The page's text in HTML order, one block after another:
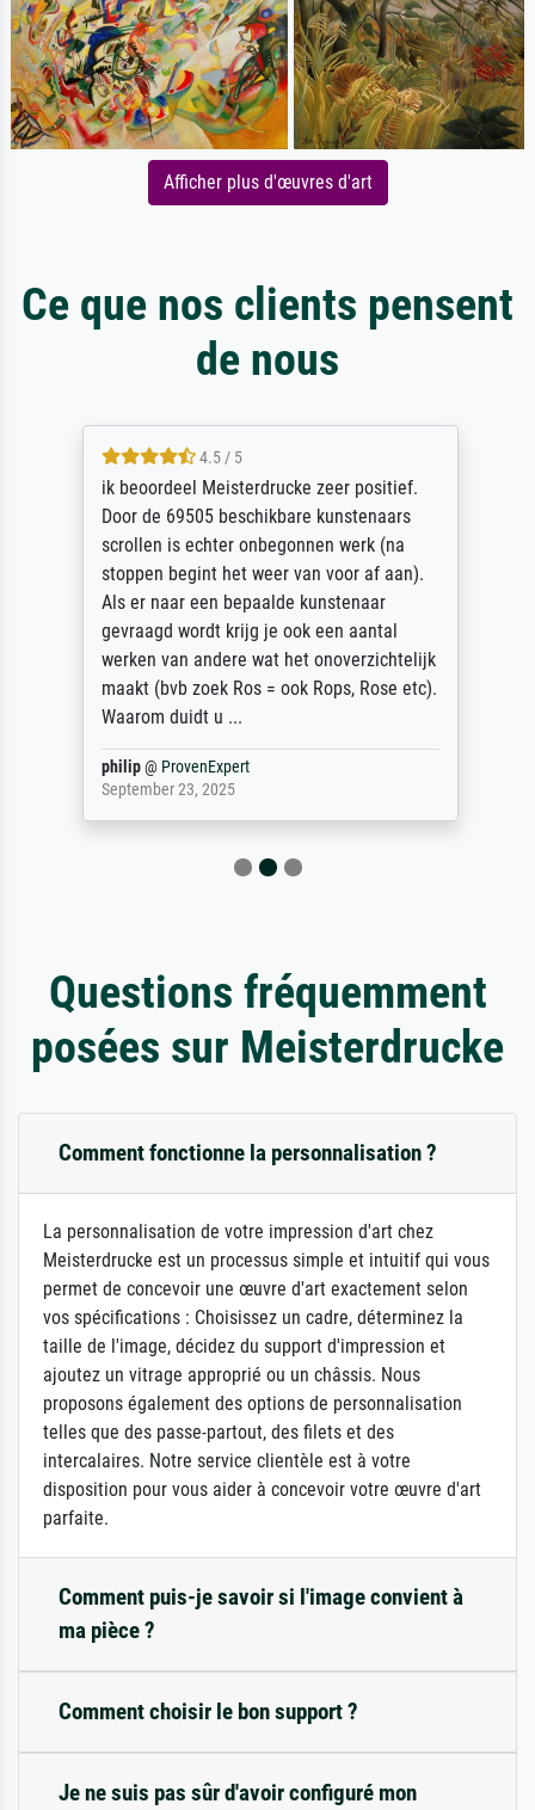
Afficher plus d'œuvres d'art
Ce que nos clients pensent
de nous
4.5 / 5
ik beoordeel Meisterdrucke zeer positief.
Door de 69505 beschikbare kunstenaars
scrollen is echter onbegonnen werk (na
stoppen begint het weer van voor af aan).
Als er naar een bepaalde kunstenaar
gevraagd wordt krijg je ook een aantal
werken van andere wat het onoverzichtelijk
maakt (bvb zoek Ros = ook Rops, Rose etc).
Waarom duidt u ...
philip@ ProvenExpert
September 23, 2025
Questions fréquemment
posées sur Meisterdrucke
Comment fonctionne la personnalisation ?
La personnalisation de votre impression d'art chez
Meisterdrucke est un processus simple et intuitif qui vous
permet de concevoir une œuvre d'art exactement selon
vos spécifications : Choisissez un cadre, déterminez la
taille de l'image, décidez du support d'impression et
ajoutez un vitrage approprié ou un châssis. Nous
proposons également des options de personnalisation
telles que des passe-partout, des filets et des
intercalaires. Notre service clientèle est à votre
disposition pour vous aider à concevoir votre œuvre d'art
parfaite.
Comment puis-je savoir si l'image convient à
ma pièce ?
Comment choisir le bon support ?
Je ne suis pas sûr d'avoir configuré mon